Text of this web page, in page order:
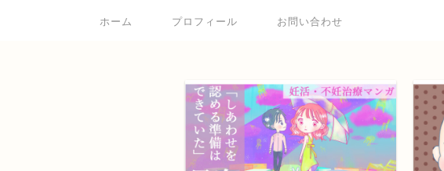
ホーム プロフィール お問い合わせ